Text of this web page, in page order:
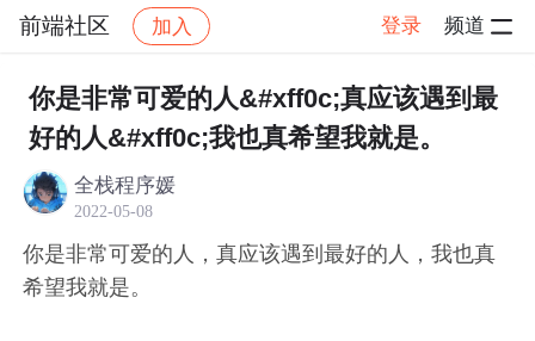
前端社区 加入 登录 频道
社区 前端社区 感慨 帖子详情
你是非常可爱的人&#xff0c;真应该遇到最
好的人&#xff0c;我也真希望我就是。
全栈程序媛
2022-05-08
你是非常可爱的人，真应该遇到最好的人，我也真
希望我就是。